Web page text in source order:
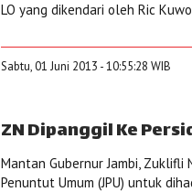
LO yang dikendari oleh Ric
Sabtu, 01 Juni 2013 - 10:55:28 WIB
ZN Dipanggil Ke
Mantan Gubernur Jambi, Zuklifli
Penuntut Umum (JPU) untuk